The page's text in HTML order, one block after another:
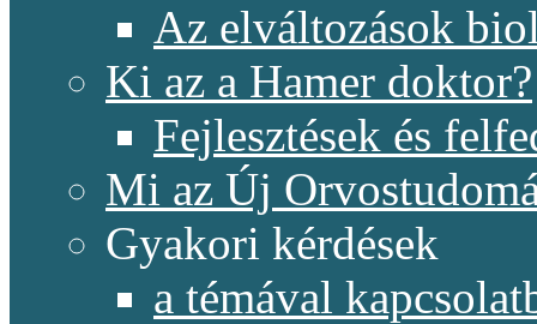
Az elváltozások
Ki az a Hamer doktor?
Fejlesztések és
Mi az Új
Gyakori kérdések
a témával